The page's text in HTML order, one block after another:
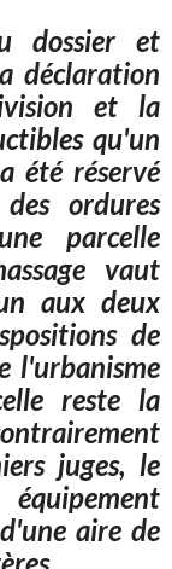
dossier et
déclaration
et la
qu'un
été réservé
ordures
parcelle
vaut
aux deux
de
l'urbanisme
reste la
juges, le
aire de